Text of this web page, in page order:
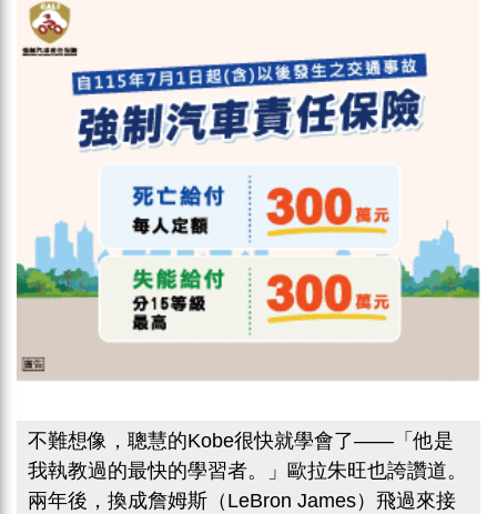
不難想像，聰慧的Kobe很快就學會了——「他是
我執教過的最快的學習者。」歐拉朱旺也誇讚道。
兩年後，換成詹姆斯（LeBron James）飛過來接